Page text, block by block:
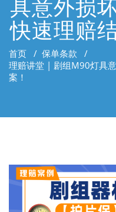
具意外损
快速理赔
首页 / 保单条款 /
理赔讲堂 | 剧组M90灯具
案！